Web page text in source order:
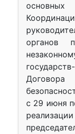
органов
с 29 июня